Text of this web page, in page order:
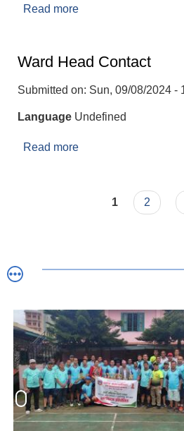
Read more
Ward Head Contact
Submitted on: Sun, 09/08/2024 -
Language Undefined
Read more
1 2